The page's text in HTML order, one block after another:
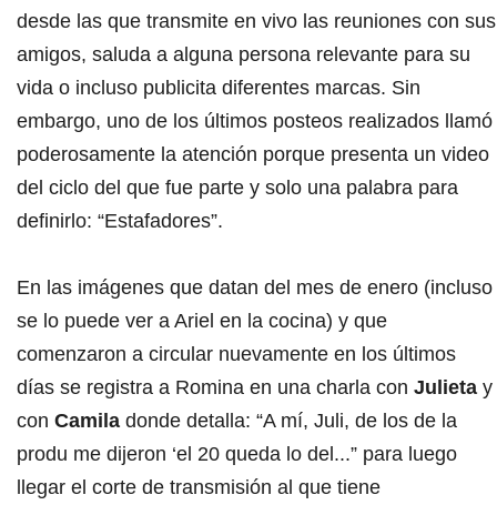
desde las que transmite en vivo las reuniones con sus
amigos, saluda a alguna persona relevante para su
vida o incluso publicita diferentes marcas. Sin
embargo, uno de los últimos posteos realizados llamó
poderosamente la atención porque presenta un video
del ciclo del que fue parte y solo una palabra para
definirlo: “Estafadores”.
En las imágenes que datan del mes de enero (incluso
se lo puede ver a Ariel en la cocina) y que
comenzaron a circular nuevamente en los últimos
días se registra a Romina en una charla con Julieta y
con Camila donde detalla: “A mí, Juli, de los de la
produ me dijeron ‘el 20 queda lo del...” para luego
llegar el corte de transmisión al que tiene